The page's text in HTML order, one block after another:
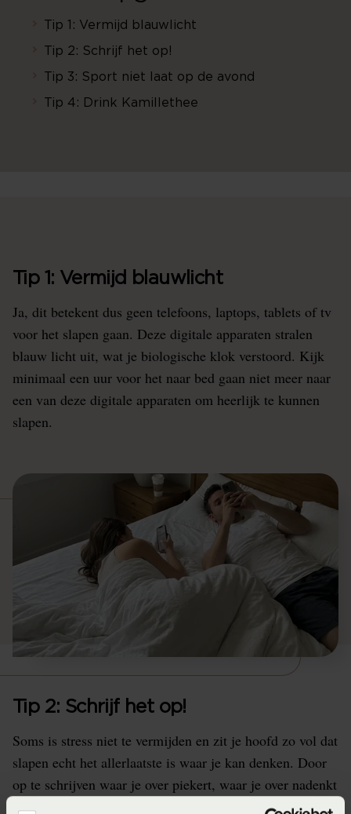
Tip 1: Vermijd blauwlicht
Tip 2: Schrijf het op!
Tip 3: Sport niet laat op de avond
Tip 4: Drink Kamillethee
Tip 1: Vermijd blauwlicht
Ja, dit betekent dus geen telefoons, laptops, tablets of tv
voor het slapen gaan. Deze digitale apparaten stralen
blauw licht uit, wat je biologische klok verstoord. Kijk
minimaal een uur voor het naar bed gaan niet meer naar
een van deze digitale apparaten om heerlijk te kunnen
slapen.
Tip 2: Schrijf het op!
Soms is stress niet te vermijden en zit je hoofd zo vol dat
slapen echt het allerlaatste is waar je kan denken. Door
op te schrijven waar je over piekert, waar je over nadenkt
of wat je nog moet doen, zet je het uit je hoofd en hoef